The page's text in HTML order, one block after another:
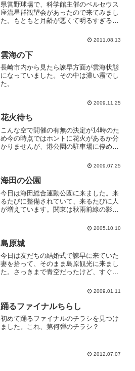
県営野球場で、科学館主催のペルセウス
座流星群観望会があったので来てみまし
た。もともと月齢が悪くて明るすぎる状
きてちょっと残念な結果でした。ただい
見られた人たちは興奮して...
2011.08.13
雲海の下
長崎市内から見たら諫早方面が雲海状態
になっていました。その中は濃い霧でし
た。
2009.11.25
花火待ち
こんな空で開催の有無の決定が14時のた
め今の時点ではホントに花火があるか分
かりませんが、港公園の駐車場に停めて
2009.07.25
海田の公園
今日は海田総合運動公園に来ました。来
るたびに整備されていて、来るたびに人
が増えています。関東は秋雨前線の影響
2005.10.10
島原城
今日は友だちの結婚式で諫早に来ていた
妻を拾って、そのまま島原観光に来まし
た。さっきまで青空だったけど、すぐ曇
2009.01.11
踊るファイナルちらし
初めて踊るファイナルのチラシを見つけ
ました。これ、第何弾のチラシ？
2012.07.07